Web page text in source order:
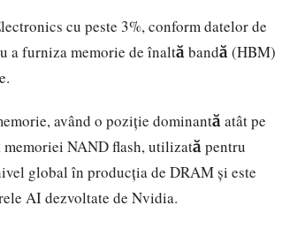
cu peste 3%, conform datelor de
a furniza memorie de înaltă bandă (HBM)
având o poziție dominantă atât pe
NAND flash, utilizată pentru
global în producția de DRAM și este
AI dezvoltate de Nvidia.